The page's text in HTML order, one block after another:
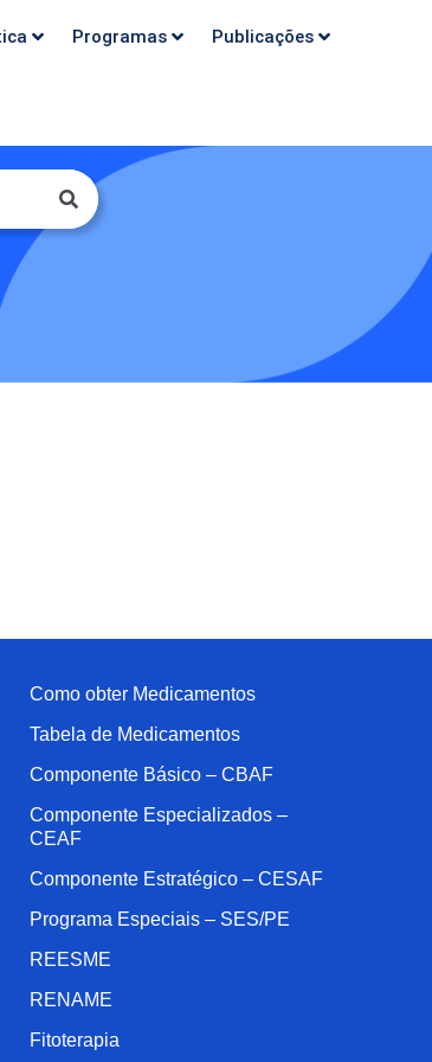
Programas Publicações
Como obter Medicamentos
Tabela de Medicamentos
Componente Básico – CBAF
Componente Especializados –
CEAF
Componente Estratégico – CESAF
Programa Especiais – SES/PE
REESME
RENAME
Fitoterapia